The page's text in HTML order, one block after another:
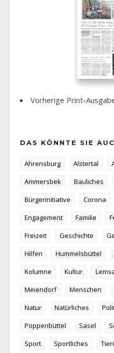
Vorherige Print-
DAS KÖNNTE SIE
Ahrensburg Alstertal
Ammersbek
Bauliches
Bürgerinitiative
Corona
Engagement
Familie
Freizeit
Geschichte
Hilfen
Hummelsbüttel
Kolumne
Kultur
Meiendorf
Menschen
Natur
Natürliches
Poppenbüttel
Sasel
Sport
Sportliches